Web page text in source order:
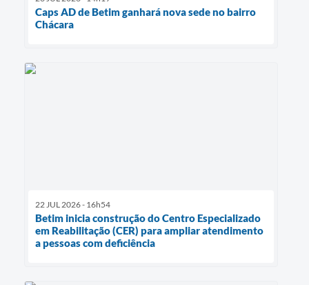
Caps AD de Betim ganhará nova sede no bairro
Chácara
22 JUL 2026 - 16h54
Betim inicia construção do Centro Especializado
em Reabilitação (CER) para ampliar atendimento
a pessoas com deficiência